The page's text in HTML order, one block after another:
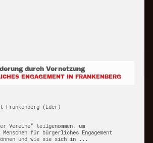
durch Vernetzung
ENGAGEMENT IN FRANKENBERG
Frankenberg (Eder)
Vereine“ teilgenommen, um
für bürgerliches Engagement
und wie sie sich in ...